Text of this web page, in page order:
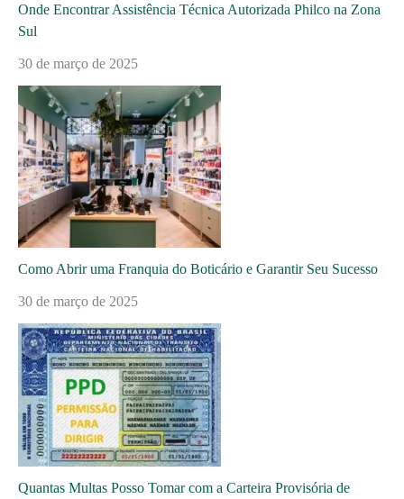
Onde Encontrar Assistência Técnica Autorizada Philco na Zona
Sul
30 de março de 2025
Como Abrir uma Franquia do Boticário e Garantir Seu Sucesso
30 de março de 2025
Quantas Multas Posso Tomar com a Carteira Provisória de